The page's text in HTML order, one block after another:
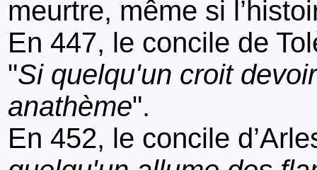
meurtre, même si
En 447, le concile de
"Si quelqu'un croit
anathème".
En 452, le concile